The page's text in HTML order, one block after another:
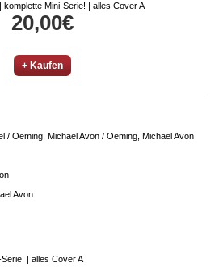
komplette Mini-Serie! | alles Cover A
20,00€
+ Kaufen
/ Oeming, Michael Avon / Oeming, Michael Avon
Avon
| alles Cover A